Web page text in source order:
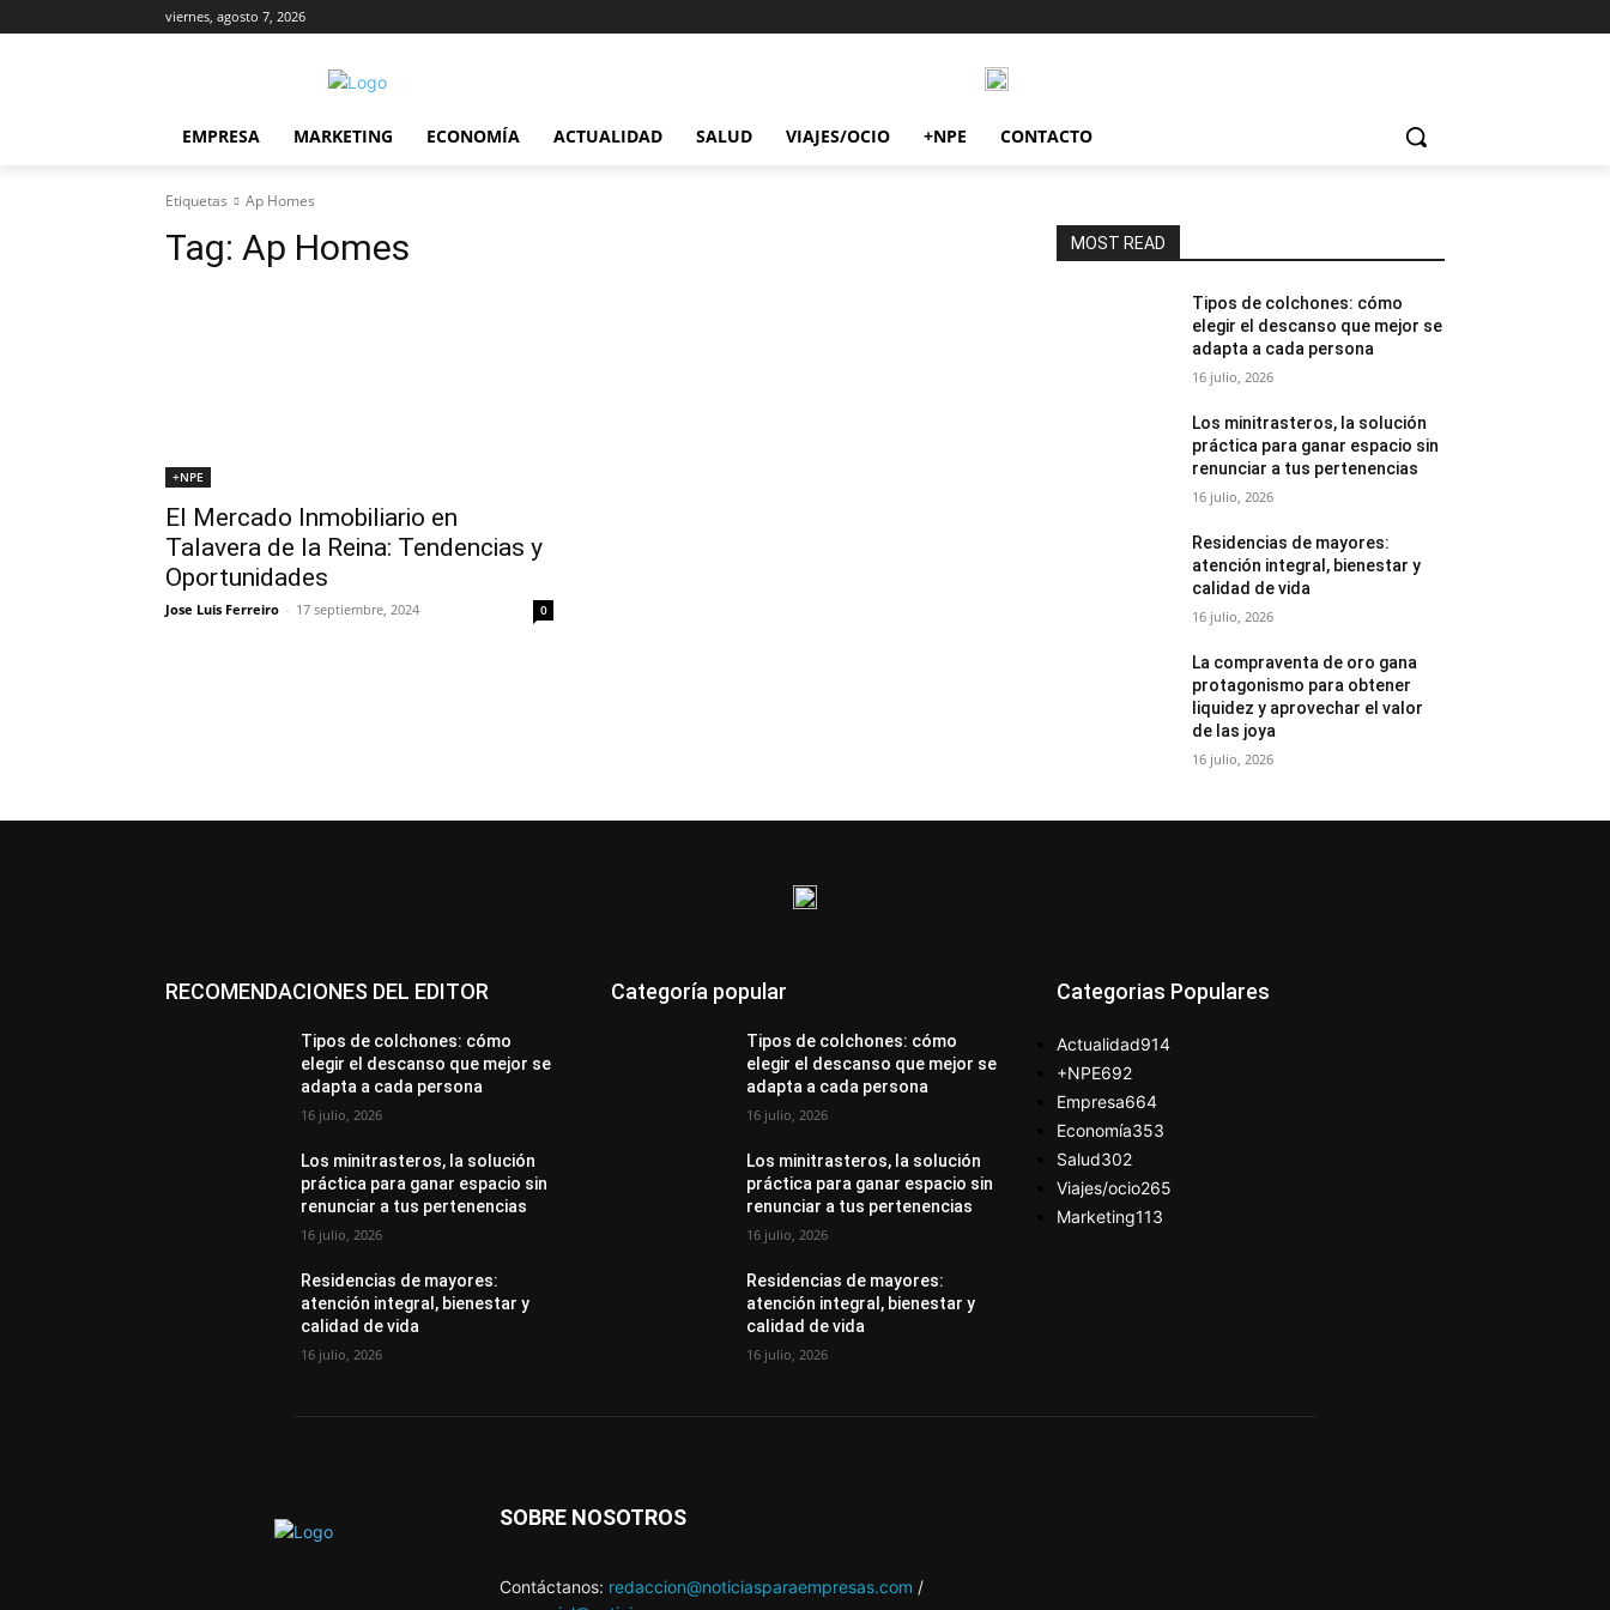
viernes, agosto 7, 2026
EMPRESA MARKETING ECONOMÍA ACTUALIDAD SALUD VIAJES/OCIO +NPE CONTACTO
Etiquetas Ap Homes
Tag: Ap Homes
+NPE
El Mercado Inmobiliario en
Talavera de la Reina: Tendencias y
Oportunidades
Jose Luis Ferreiro - 17 septiembre, 2024 0
MOST READ
Tipos de colchones: cómo
elegir el descanso que mejor se
adapta a cada persona
16 julio, 2026
Los minitrasteros, la solución
práctica para ganar espacio sin
renunciar a tus pertenencias
16 julio, 2026
Residencias de mayores:
atención integral, bienestar y
calidad de vida
16 julio, 2026
La compraventa de oro gana
protagonismo para obtener
liquidez y aprovechar el valor
de las joya
16 julio, 2026
RECOMENDACIONES DEL EDITOR
Tipos de colchones: cómo
elegir el descanso que mejor se
adapta a cada persona
16 julio, 2026
Los minitrasteros, la solución
práctica para ganar espacio sin
renunciar a tus pertenencias
16 julio, 2026
Residencias de mayores:
atención integral, bienestar y
calidad de vida
16 julio, 2026
Categoría popular
Tipos de colchones: cómo
elegir el descanso que mejor se
adapta a cada persona
16 julio, 2026
Los minitrasteros, la solución
práctica para ganar espacio sin
renunciar a tus pertenencias
16 julio, 2026
Residencias de mayores:
atención integral, bienestar y
calidad de vida
16 julio, 2026
Categorias Populares
Actualidad914
+NPE692
Empresa664
Economía353
Salud302
Viajes/ocio265
Marketing113
SOBRE NOSOTROS
Contáctanos: redaccion@noticiasparaempresas.com /